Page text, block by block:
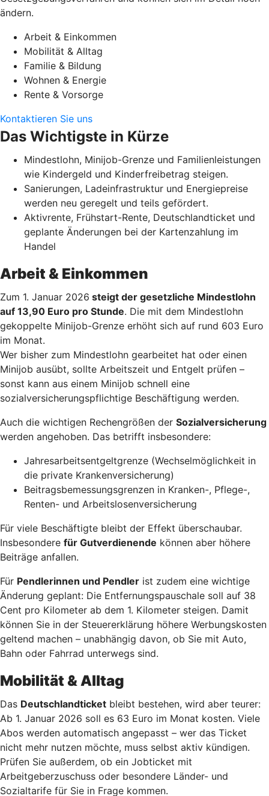
ändern.
Arbeit & Einkommen
Mobilität & Alltag
Familie & Bildung
Wohnen & Energie
Rente & Vorsorge
Kontaktieren Sie uns
Das Wichtigste in Kürze
Mindestlohn, Minijob-Grenze und Familienleistungen
wie Kindergeld und Kinderfreibetrag steigen.
Sanierungen, Ladeinfrastruktur und Energiepreise
werden neu geregelt und teils gefördert.
Aktivrente, Frühstart-Rente, Deutschlandticket und
geplante Änderungen bei der Kartenzahlung im
Handel
Arbeit & Einkommen
Zum 1. Januar 2026 steigt der gesetzliche Mindestlohn
auf 13,90 Euro pro Stunde. Die mit dem Mindestlohn
gekoppelte Minijob-Grenze erhöht sich auf rund 603 Euro
im Monat.
Wer bisher zum Mindestlohn gearbeitet hat oder einen
Minijob ausübt, sollte Arbeitszeit und Entgelt prüfen –
sonst kann aus einem Minijob schnell eine
sozialversicherungspflichtige Beschäftigung werden.
Auch die wichtigen Rechengrößen der Sozialversicherung
werden angehoben. Das betrifft insbesondere:
Jahresarbeitsentgeltgrenze (Wechselmöglichkeit in
die private Krankenversicherung)
Beitragsbemessungsgrenzen in Kranken-, Pflege-,
Renten- und Arbeitslosenversicherung
Für viele Beschäftigte bleibt der Effekt überschaubar.
Insbesondere für Gutverdienende können aber höhere
Beiträge anfallen.
Für Pendlerinnen und Pendler ist zudem eine wichtige
Änderung geplant: Die Entfernungspauschale soll auf 38
Cent pro Kilometer ab dem 1. Kilometer steigen. Damit
können Sie in der Steuererklärung höhere Werbungskosten
geltend machen – unabhängig davon, ob Sie mit Auto,
Bahn oder Fahrrad unterwegs sind.
Mobilität & Alltag
Das Deutschlandticket bleibt bestehen, wird aber teurer:
Ab 1. Januar 2026 soll es 63 Euro im Monat kosten. Viele
Abos werden automatisch angepasst – wer das Ticket
nicht mehr nutzen möchte, muss selbst aktiv kündigen.
Prüfen Sie außerdem, ob ein Jobticket mit
Arbeitgeberzuschuss oder besondere Länder- und
Sozialtarife für Sie in Frage kommen.